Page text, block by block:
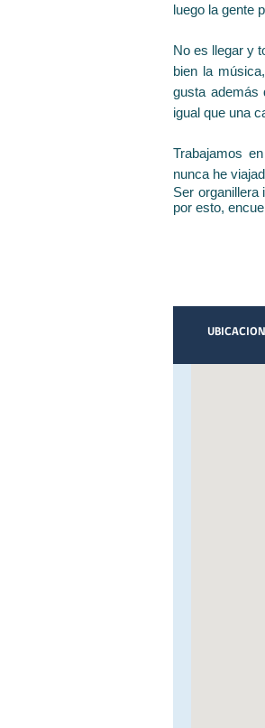
luego la gente
No es llegar y
bien la
gusta además
igual que una
Trabajamos
nunca he
Ser organillera
por esto,
UBICACION